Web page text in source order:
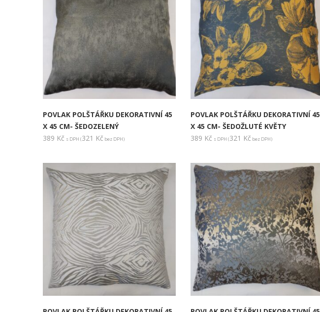
POVLAK POLŠTÁŘKU DEKORATIVNÍ 45
X 45 CM- ŠEDOZELENÝ
389 Kč s DPH (321 Kč bez DPH)
POVLAK POLŠTÁŘKU DEKORATIVNÍ 45
X 45 CM- ŠEDOŽLUTÉ KVĚTY
389 Kč s DPH (321 Kč bez DPH)